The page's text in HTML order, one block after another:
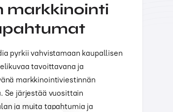
markkinointi
pyrkii vahvistamaan kaupallisen
tavoittavana ja
markkinointiviestinnän
Se järjestää vuosittain
ja muita tapahtumia ja